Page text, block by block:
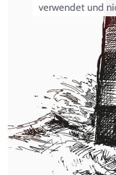
verwendet und